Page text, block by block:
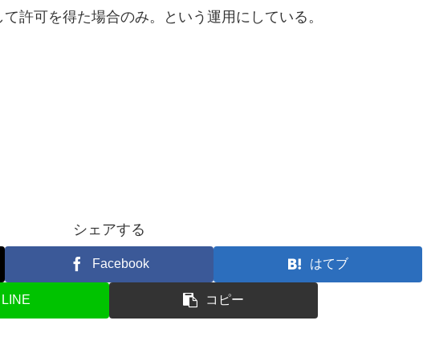
許可を得た場合のみ。という運用にしている。
シェアする
Facebook はてブ
LINE コピー